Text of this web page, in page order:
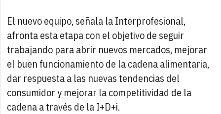
El nuevo equipo, señala la Interprofesional,
afronta esta etapa con el objetivo de seguir
trabajando para abrir nuevos mercados, mejorar
el buen funcionamiento de la cadena alimentaria,
dar respuesta a las nuevas tendencias del
consumidor y mejorar la competitividad de la
cadena a través de la I+D+i.